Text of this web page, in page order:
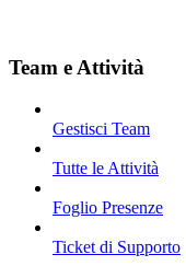
Team e Attività
Gestisci Team
Tutte le Attività
Foglio Presenze
Ticket di Supporto